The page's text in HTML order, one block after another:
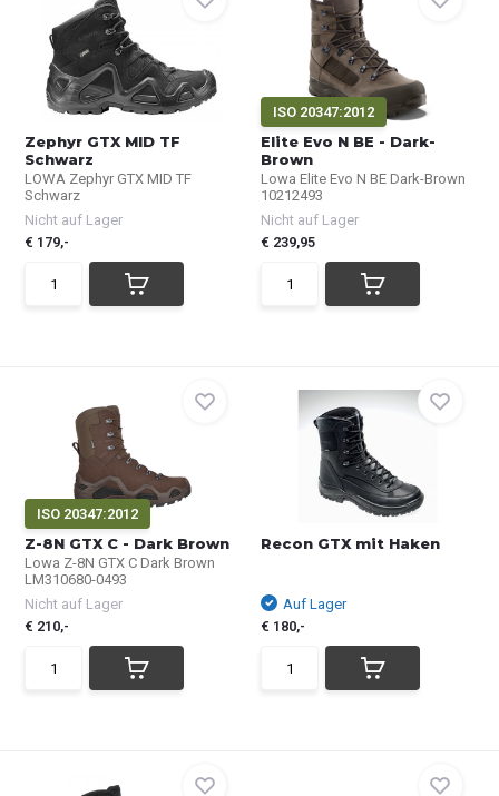
Zephyr GTX MID TF
Schwarz
LOWA Zephyr GTX MID TF
Schwarz
Nicht auf Lager
€ 179,-
ISO 20347:2012
Elite Evo N BE - Dark-
Brown
Lowa Elite Evo N BE Dark-Brown
10212493
Nicht auf Lager
€ 239,95
ISO 20347:2012
Z-8N GTX C - Dark Brown
Lowa Z-8N GTX C Dark Brown
LM310680-0493
Nicht auf Lager
€ 210,-
Recon GTX mit Haken
Auf Lager
€ 180,-